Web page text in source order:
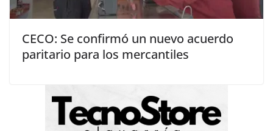
CECO: Se confirmó un nuevo acuerdo
paritario para los mercantiles